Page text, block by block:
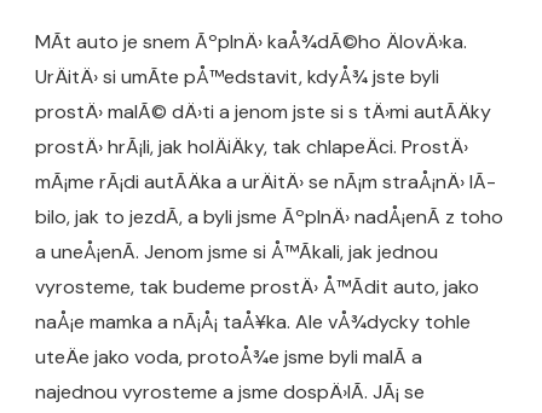
MÃ­t auto je snem ÃºplnÄ› kaÅ¾dÃ©ho ÄlovÄ›ka.
UrÄitÄ› si umÃ­te pÅ™edstavit, kdyÅ¾ jste byli
prostÄ› malÃ© dÄ›ti a jenom jste si s tÄ›mi autÃ­Äky
prostÄ› hrÃ¡li, jak holÄiÄky, tak chlapeÄci. ProstÄ›
mÃ¡me rÃ¡di autÃ­Äka a urÄitÄ› se nÃ¡m straÅ¡nÄ› lÃ­
bilo, jak to jezdÃ­, a byli jsme ÃºplnÄ› nadÅ¡enÃ­ z toho
a uneÅ¡enÃ­. Jenom jsme si Å™Ã­kali, jak jednou
vyrosteme, tak budeme prostÄ› Å™Ã­dit auto, jako
naÅ¡e mamka a nÃ¡Å¡ taÅ¥ka. Ale vÅ¾dycky tohle
uteÄe jako voda, protoÅ¾e jsme byli malÃ­ a
najednou vyrosteme a jsme dospÄ›lÃ­. JÃ¡ se